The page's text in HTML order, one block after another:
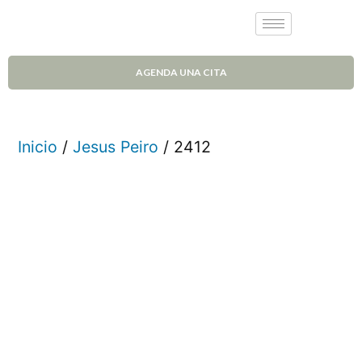
AGENDA UNA CITA
Inicio / Jesus Peiro / 2412